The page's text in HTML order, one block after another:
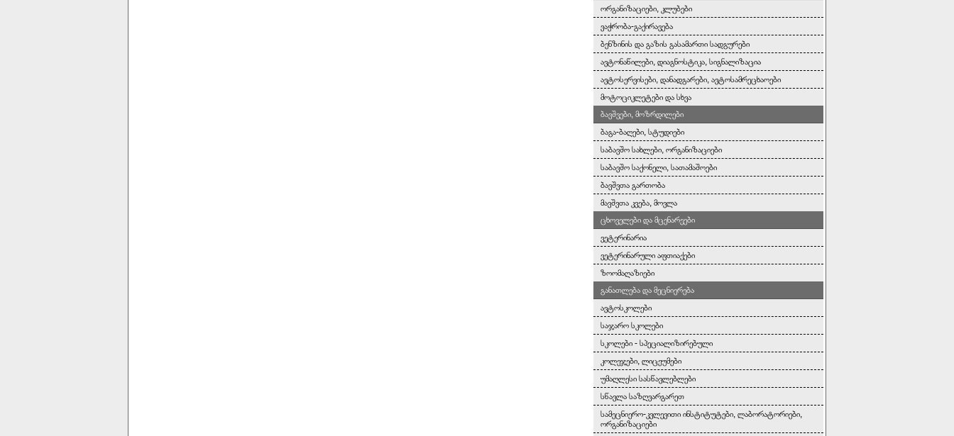
ორგანიზაციები, კლუბები
ვაჭრობა-გაქირავება
ბენზინის და გაზის გასამართი სადგურები
ავტონაწილები, დიაგნოსტიკა, სიგნალიზაცია
ავტოსერვისები, დანადგარები, ავტოსამრეცხაოები
მოტოციკლეტები და სხვა
ბავშვები, მოზრდილები
ბაგა-ბაღები, სტუდიები
საბავშო სახლები, ორგანიზაციები
საბავშო საქონელი, სათამაშოები
ბავშვთა გართობა
მავშვთა კვება, მოვლა
ცხოველები და მცენარეები
ვეტერინარია
ვეტერინარული აფთიაქები
ზოომაღაზიები
განათლება და მეცნიერება
ავტოსკოლები
საჯარო სკოლები
სკოლები - სპეციალიზირებული
კოლეჯები, ლიცეუმები
უმაღლესი სასწავლებლები
სწავლა საზღვარგარეთ
სამეცნიერო-კვლევითი ინსტიტუტები, ლაბორატორიები,
ორგანიზაციები